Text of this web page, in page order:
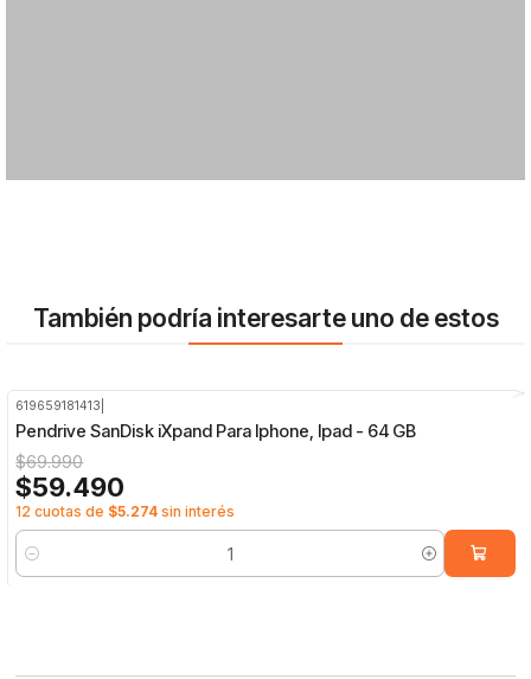
También podría interesarte uno de estos
619659181413
Pendrive SanDisk iXpand Para Iphone, Ipad - 64 GB
$69.990
$59.490
12 cuotas de $5.274 sin interés
Cantidad